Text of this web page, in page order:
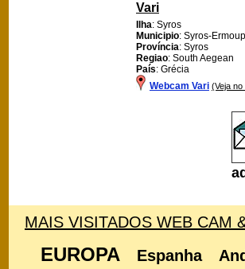
Vari
Ilha: Syros
Municipio: Syros-
Província: Syros
Regiao: South Aegean
País: Grécia
Webcam Vari (Veja no
MAIS VISITADOS WEB CAM
EUROPA Espanha